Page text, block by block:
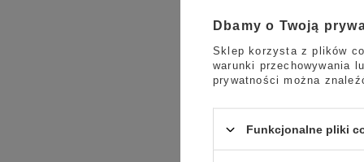
Dbamy o Twoją
Sklep korzysta z plików
warunki przechowywania
prywatności można
Funkcjonalne pliki